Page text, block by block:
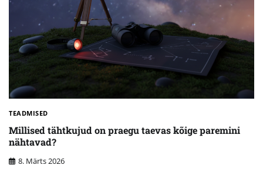
TEADMISED
Millised tähtkujud on praegu taevas kõige paremini
nähtavad?
8. Märts 2026